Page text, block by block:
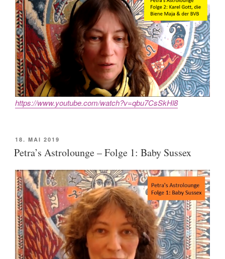
https://www.youtube.com/watch?v=qbu7CsSkHl8
POSTED
ON
18. MAI 2019
Petra’s Astrolounge – Folge 1: Baby Sussex